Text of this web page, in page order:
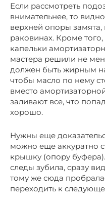
Если рассмотреть
внимательнее, то
верхней опоры замята,
раковинах. Кроме
капельки
мастера решили не
должен быть жирным
чтобы масло по нему
вместо
заливают все, что
хорошо.
Нужны еще
можно еще аккуратно
крышку (опору
следы зубила, сразу
тому же сюда
переходить к